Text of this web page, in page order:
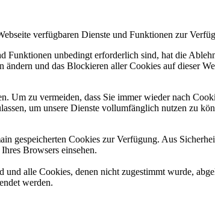
verfügbaren Dienste und Funktionen zur
Funktionen unbedingt erforderlich sind, hat die
und das Blockieren aller Cookies auf dieser
Um zu vermeiden, dass Sie immer wieder nach
um unsere Dienste vollumfänglich nutzen zu
gespeicherten Cookies zur Verfügung. Aus
Browsers einsehen.
alle Cookies, denen nicht zugestimmt wurde,
werden.